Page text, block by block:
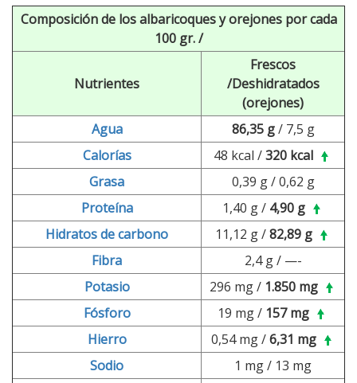
Composición de los albaricoques y orejones por cada
100 gr. /
Nutrientes
Frescos
/Deshidratados
(orejones)
Agua
86,35 g/ 7,5 g
Calorías
48 kcal /320 kcal
Grasa
0,39 g / 0,62 g
Proteína
1,40 g / 4,90 g
Hidratos de carbono
11,12 g /82,89 g
Fibra
2,4 g / —-
Potasio
296 mg / 1.850 mg
Fósforo
19 mg / 157 mg
Hierro
0,54 mg /6,31 mg
Sodio
1 mg / 13 mg